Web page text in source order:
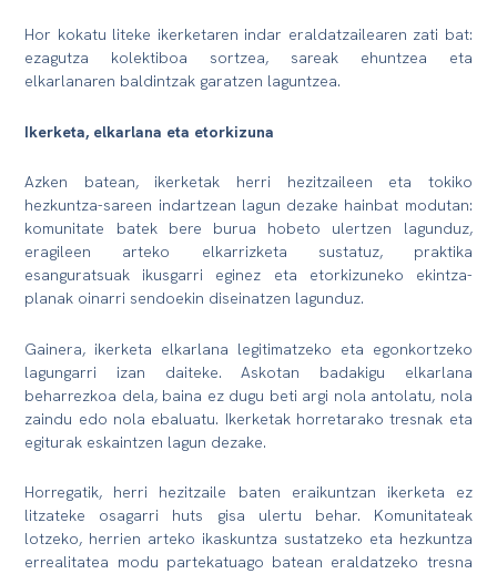
Hor kokatu liteke ikerketaren indar eraldatzailearen zati bat:
ezagutza kolektiboa sortzea, sareak ehuntzea eta
elkarlanaren baldintzak garatzen laguntzea.
Ikerketa, elkarlana eta etorkizuna
Azken batean, ikerketak herri hezitzaileen eta tokiko
hezkuntza-sareen indartzean lagun dezake hainbat modutan:
komunitate batek bere burua hobeto ulertzen lagunduz,
eragileen arteko elkarrizketa sustatuz, praktika
esanguratsuak ikusgarri eginez eta etorkizuneko ekintza-
planak oinarri sendoekin diseinatzen lagunduz.
Gainera, ikerketa elkarlana legitimatzeko eta egonkortzeko
lagungarri izan daiteke. Askotan badakigu elkarlana
beharrezkoa dela, baina ez dugu beti argi nola antolatu, nola
zaindu edo nola ebaluatu. Ikerketak horretarako tresnak eta
egiturak eskaintzen lagun dezake.
Horregatik, herri hezitzaile baten eraikuntzan ikerketa ez
litzateke osagarri huts gisa ulertu behar. Komunitateak
lotzeko, herrien arteko ikaskuntza sustatzeko eta hezkuntza
errealitatea modu partekatuago batean eraldatzeko tresna